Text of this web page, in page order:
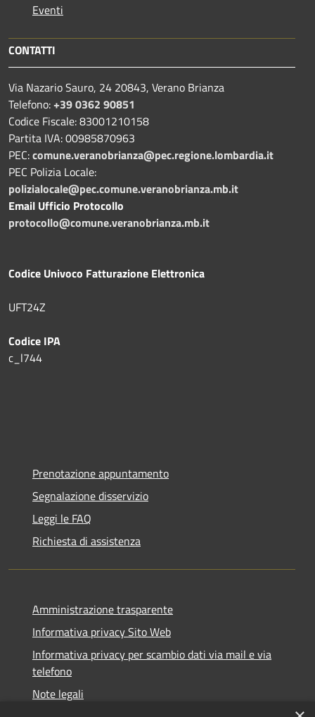
Eventi
CONTATTI
Via Nazario Sauro, 24 20843, Verano Brianza
Telefono:+39 0362 90851
Codice Fiscale: 83001210158
Partita IVA: 00985870963
PEC:comune.veranobrianza@pec.regione.lombardia.it
PEC Polizia Locale:
polizialocale@pec.comune.veranobrianza.mb.it
Email Ufficio Protocollo
protocollo@comune.veranobrianza.mb.it
Codice Univoco Fatturazione Elettronica
UFT24Z
Codice IPA
c_l744
Prenotazione appuntamento
Segnalazione disservizio
Leggi le FAQ
Richiesta di assistenza
Amministrazione trasparente
Informativa privacy Sito Web
Informativa privacy per scambio dati via mail e via
telefono
Note legali